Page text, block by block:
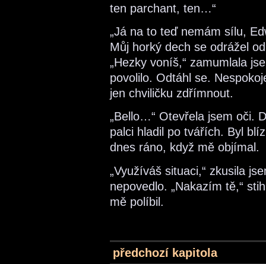
ten parchant, ten…“
„Já na to teď nemám sílu,
Můj horký dech se odrážel
„Hezky voníš,“ zamumlala
povolilo. Odtáhl se.
jen chviličku zdřímnout.
„Bello…“ Otevřela jsem oči.
palci hladil po tvářích. Byl
dnes ráno, když mě objímal.
„Využíváš situaci,“ zkusila
nepovedlo. „Nakazím tě,“
mě políbil.
předchozí kapitola